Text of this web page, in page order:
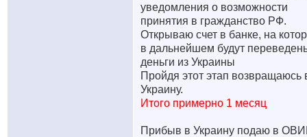
уведомления о возможности
принятия в гражданство РФ.
Открываю счет в банке, на
в дальнейшем будут
деньги из Украины
Пройдя этот этап возвращаюсь
Украину.
Итого примерно 1 месяц
Прибыв в Украину подаю в